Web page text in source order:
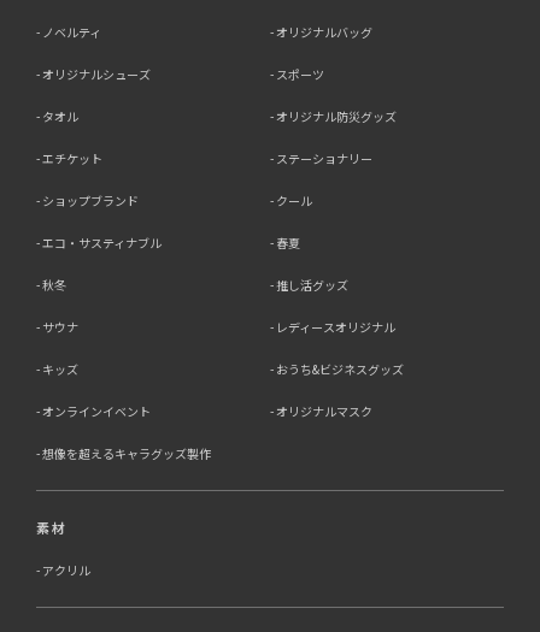
ノベルティ オリジナルバッグ
オリジナルシューズ スポーツ
タオル オリジナル防災グッズ
エチケット ステーショナリー
ショップブランド クール
エコ・サスティナブル 春夏
秋冬 推し活グッズ
サウナ レディースオリジナル
キッズ おうち&ビジネスグッズ
オンラインイベント オリジナルマスク
想像を超えるキャラグッズ製作
素材
アクリル